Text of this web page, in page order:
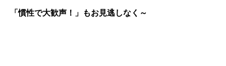
「慣性で大歓声！」もお見逃しなく～